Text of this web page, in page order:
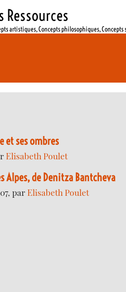
Ressources
artistiques, Concepts philosophiques,
et ses ombres
Elisabeth Poulet
Alpes, de Denitza Bantcheva
parElisabeth Poulet